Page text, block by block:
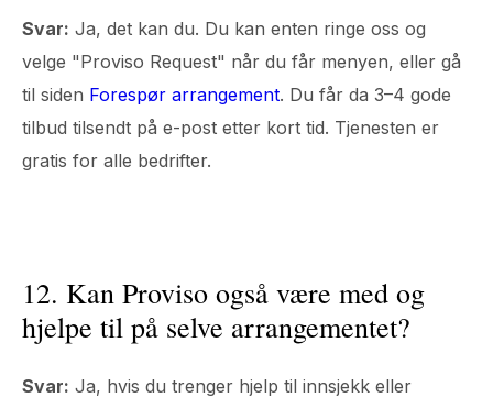
Svar: Ja, det kan du. Du kan enten ringe oss og
velge "Proviso Request" når du får menyen, eller gå
til siden Forespør arrangement. Du får da 3–4 gode
tilbud tilsendt på e-post etter kort tid. Tjenesten er
gratis for alle bedrifter.
12. Kan Proviso også være med og
hjelpe til på selve arrangementet?
Svar: Ja, hvis du trenger hjelp til innsjekk eller